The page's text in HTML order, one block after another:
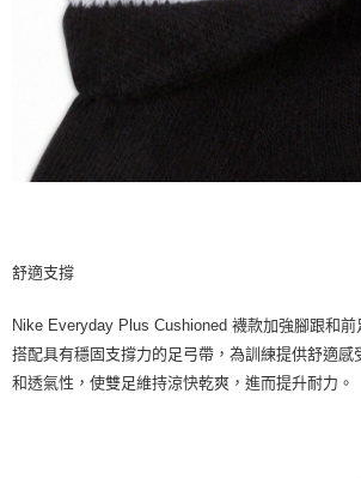
舒適支撐
Nike Everyday Plus Cushioned 襪款加強腳跟和
搭配具有穩固支撐力的足弓帶，為訓練提供舒適感
和透氣性，使雙足維持涼快乾爽，進而提升耐力。